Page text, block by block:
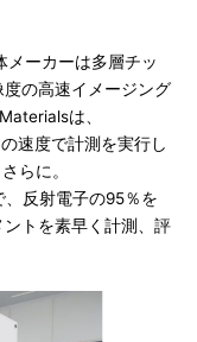
ーカーは多層チッ
の高速イメージング
は、
速度で計測を実行し
らに。
、反射電子の95％を
トを素早く計測、評